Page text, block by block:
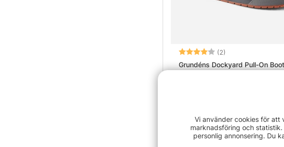
Betyg: (2)
Grundéns Dockyard Pull-On Boot
Vi använder cookies för att
marknadsföring och
personlig annonsering. Du